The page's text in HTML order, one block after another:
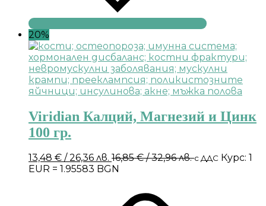
20%
Viridian Калций, Магнезий и Цинк
100 гр.
13,48 € / 26,36 лв. 16,85€/ 32,96 лв.с ДДС Курс: 1
EUR = 1.95583 BGN